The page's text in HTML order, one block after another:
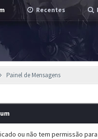
Recentes
Painel de Mensagens
ou não tem permissão